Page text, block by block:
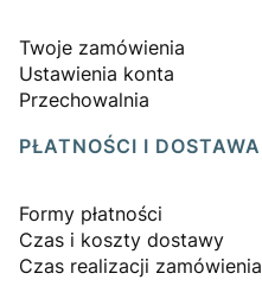
Twoje zamówienia
Ustawienia konta
Przechowalnia
PŁATNOŚCI I DOSTAWA
Formy płatności
Czas i koszty dostawy
Czas realizacji zamówienia